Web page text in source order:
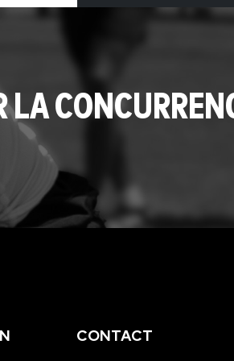
LA
CONTACT